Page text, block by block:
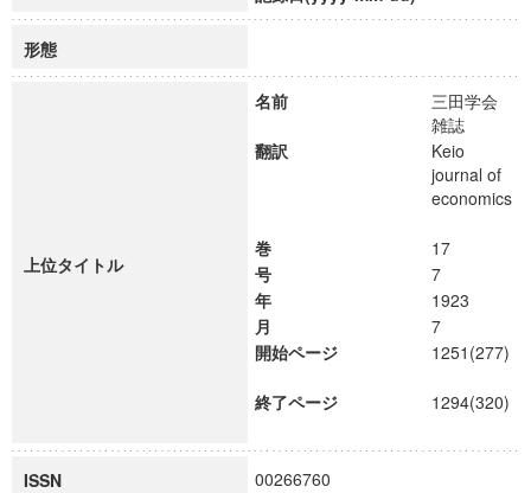
形態
上位タイトル
名前
三田学会
雑誌
翻訳
Keio
journal of
economics
巻
17
号
7
年
1923
月
7
開始ページ
1251(277)
終了ページ 1294(320)
ISSN 00266760